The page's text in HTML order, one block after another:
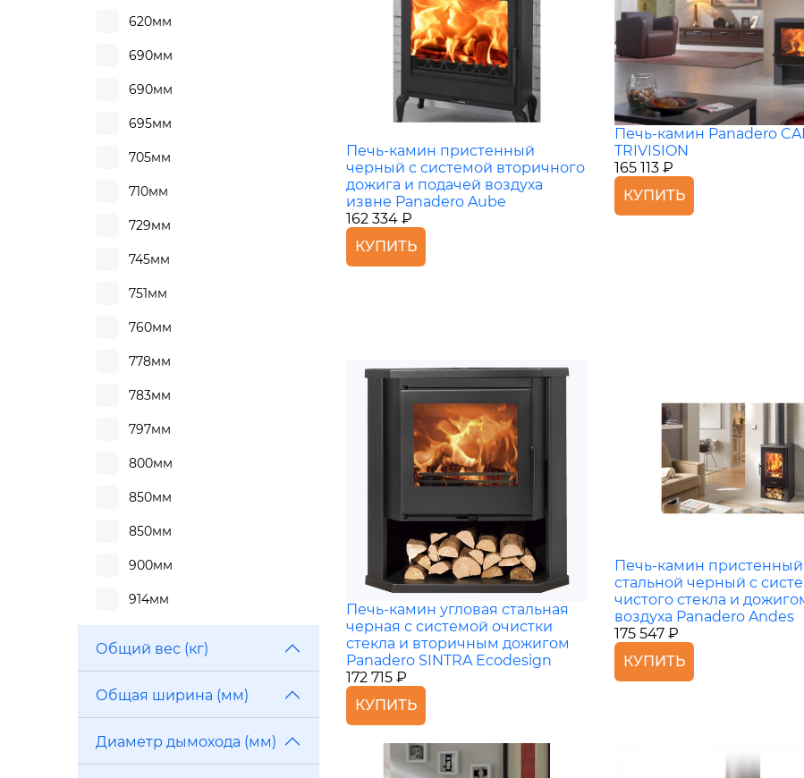
620мм
690мм
690мм
695мм
705мм
710мм
729мм
745мм
751мм
760мм
778мм
783мм
797мм
800мм
850мм
850мм
900мм
914мм
Общий вес (кг)
Общая ширина (мм)
Диаметр дымохода (мм)
Печь-камин пристенный
черный с системой вторичного
дожига и подачей воздуха
извне Panadero Aube
162 334 ₽
КУПИТЬ
Печь-камин Panadero
TRIVISION
165 113 ₽
КУПИТЬ
Печь-камин угловая стальная
черная с системой очистки
стекла и вторичным дожигом
Panadero SINTRA Ecodesign
172 715 ₽
КУПИТЬ
Печь-камин пристенный
стальной черный с
чистого стекла и
воздуха Panadero Andes
175 547 ₽
КУПИТЬ